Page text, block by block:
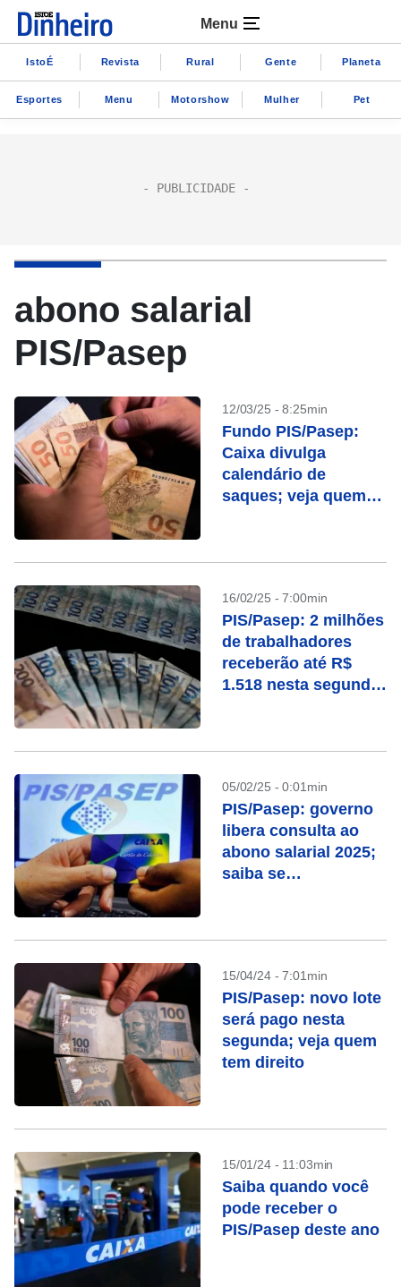
Menu
IstoÉ Revista Rural Gente Planeta
Esportes Menu Motorshow Mulher Pet
abono salarial
PIS/Pasep
12/03/25 - 8:25min
Fundo PIS/Pasep:
Caixa divulga
calendário de
saques; veja quem
16/02/25 - 7:00min
PIS/Pasep: 2 milhões
de trabalhadores
receberão até R$
1.518 nesta segunda;
05/02/25 - 0:01min
PIS/Pasep: governo
libera consulta ao
abono salarial 2025;
saiba se
15/04/24 - 7:01min
PIS/Pasep: novo lote
será pago nesta
segunda; veja quem
tem direito
15/01/24 - 11:03min
Saiba quando você
pode receber o
PIS/Pasep deste ano